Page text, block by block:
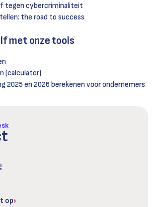
tegen cybercriminaliteit
the road to success
met onze tools
(calculator)
2025 en 2026 berekenen voor ondernemers
op